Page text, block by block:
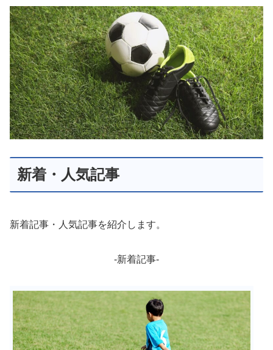
新着・人気記事
新着記事・人気記事を紹介します。
-新着記事-